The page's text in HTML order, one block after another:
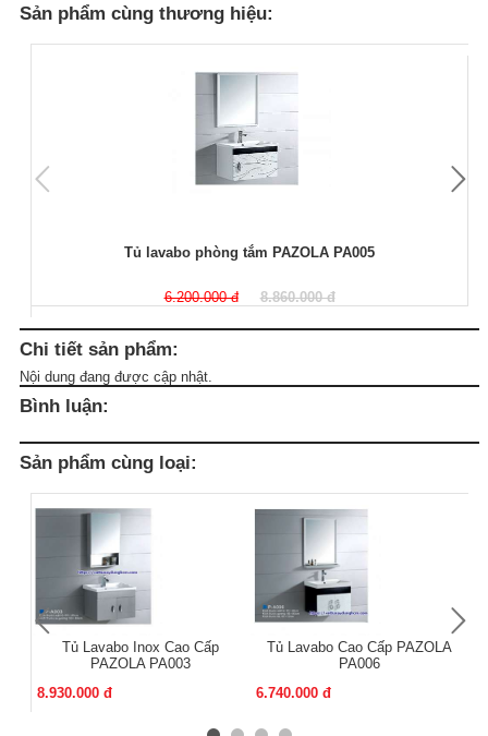
Sản phẩm cùng thương hiệu:
Tủ lavabo phòng tắm PAZOLA PA005
6.200.000 đ 8.860.000 đ
Chi tiết sản phẩm:
Nội dung đang được cập nhật.
Bình luận:
Sản phẩm cùng loại:
Tủ Lavabo Inox Cao Cấp
PAZOLA PA003
8.930.000 đ
Tủ Lavabo Cao Cấp PAZOLA
PA006
6.740.000 đ